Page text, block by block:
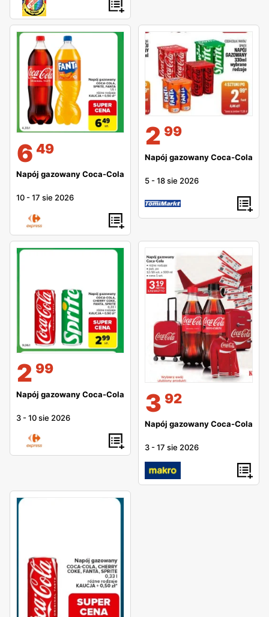
6 49
Napój gazowany Coca-Cola
10 -17 sie 2026
2 99
Napój gazowany Coca-Cola
5 -18 sie 2026
2 99
Napój gazowany Coca-Cola
3 -10 sie 2026 3 92
Napój gazowany Coca-Cola
3 -17 sie 2026